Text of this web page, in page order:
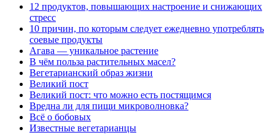
12 продуктов, повышающих настроение и снижающих
стресс
10 причин, по которым следует ежедневно употреблять
соевые продукты
Агава — уникальное растение
В чём польза растительных масел?
Вегетарианский образ жизни
Великий пост
Великий пост: что можно есть постящимся
Вредна ли для пищи микроволновка?
Всё о бобовых
Известные вегетарианцы